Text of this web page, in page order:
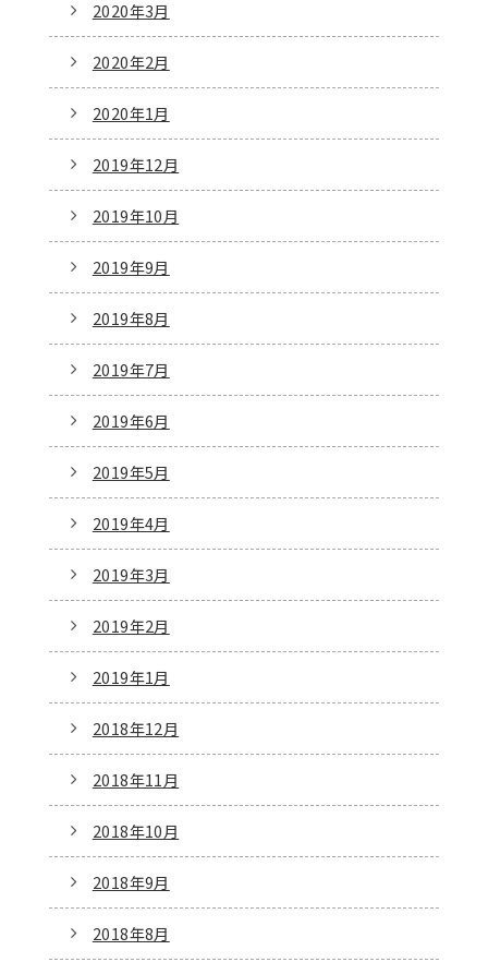
2020年3月
2020年2月
2020年1月
2019年12月
2019年10月
2019年9月
2019年8月
2019年7月
2019年6月
2019年5月
2019年4月
2019年3月
2019年2月
2019年1月
2018年12月
2018年11月
2018年10月
2018年9月
2018年8月